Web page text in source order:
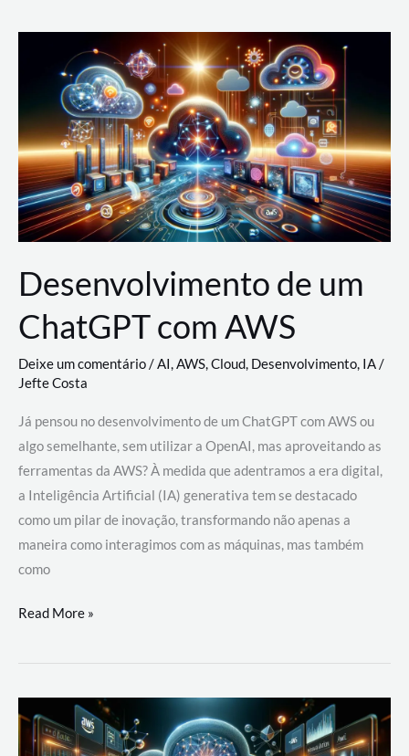
Nuvem:
Google
Cloud,
AWS
e
Azure
Desenvolvimento de um
ChatGPT com AWS
Deixe um comentário/AI,AWS,Cloud, Desenvolvimento, IA/
Jefte Costa
Já pensou no desenvolvimento de um ChatGPT com AWS ou
algo semelhante, sem utilizar a OpenAI, mas aproveitando as
ferramentas da AWS? À medida que adentramos a era digital,
a Inteligência Artificial (IA) generativa tem se destacado
como um pilar de inovação, transformando não apenas a
maneira como interagimos com as máquinas, mas também
como
Desenvolvimento
um
com
AWS
Read More »